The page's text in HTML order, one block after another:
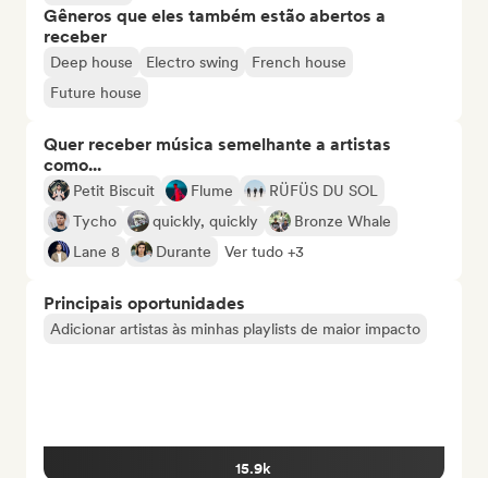
Gêneros que eles também estão abertos a
receber
Deep house Electro swing
French house
Future house
Quer receber música semelhante a artistas
como...
Petit Biscuit Flume
RÜFÜS DU SOL
Tycho
quickly, quickly
Bronze Whale
Lane 8
Durante Ver tudo +3
Principais oportunidades
Adicionar artistas às minhas playlists de maior impacto
15.9k